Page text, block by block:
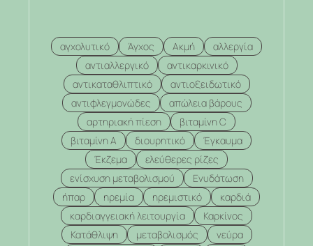
αγχολυτικό Άγχος Ακμή
αλλεργία
αντιαλλεργικό
αντικαρκινικό
αντικαταθλιπτικό
αντιοξειδωτικό
αντιφλεγμονώδες
απώλεια βάρους
αρτηριακή πίεση
βιταμίνη C
βιταμίνη Α
διουρητικό
Έγκαυμα
Έκζεμα
ελεύθερες ρίζες
ενίσχυση μεταβολισμού
Ενυδάτωση
ήπαρ
ηρεμία ηρεμιστικό
καρδιά
καρδιαγγειακή λειτουργία
Καρκίνος
Κατάθλιψη
μεταβολισμός
νεύρα